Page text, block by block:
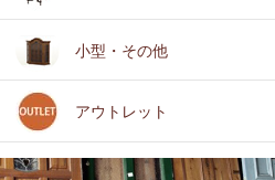
小型・その他
アウトレット